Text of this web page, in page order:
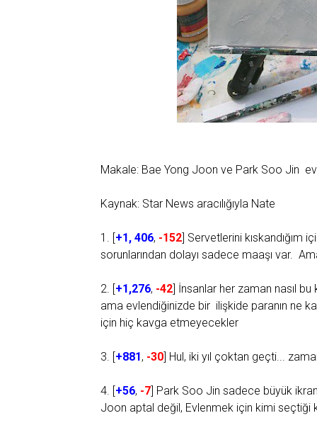
Makale: Bae Yong Joon ve Park Soo Jin
Kaynak: Star News aracılığıyla Nate
1. [+1, 406, -152] Servetlerini kıskandığım
sorunlarından dolayı sadece maaşı var.
2. [+1,276, -42] İnsanlar her zaman nasıl bu
ama evlendiğinizde bir ilişkide paranın ne
için hiç kavga etmeyecekler
3. [+881, -30] Hul, iki yıl çoktan geçti...
4. [+56, -7] Park Soo Jin sadece büyük
Joon aptal değil, Evlenmek için kimi seçtiği